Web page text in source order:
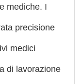
mediche. I
precisione
medici
di lavorazione